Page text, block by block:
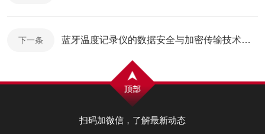
下一条 蓝牙温度记录仪的数据安全与加密传输技术探讨
扫码加微信，了解最新动态